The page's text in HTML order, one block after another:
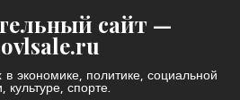
сайт —
экономике, политике, социальной
культуре, спорте.